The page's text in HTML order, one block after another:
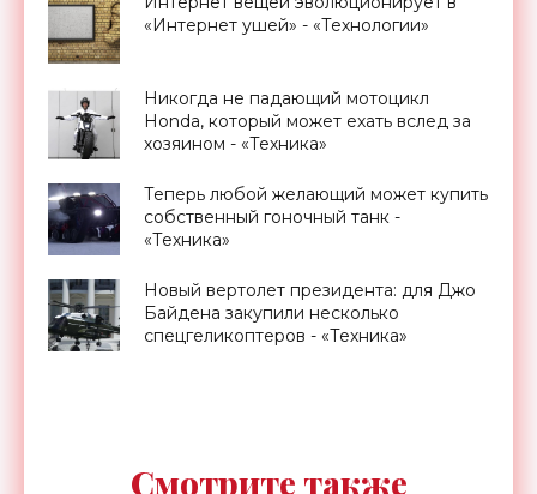
«Интернет ушей» - «Технологии»
Никогда не падающий мотоцикл
Honda, который может ехать вслед за
хозяином - «Техника»
Теперь любой желающий может купить
собственный гоночный танк -
«Техника»
Новый вертолет президента: для Джо
Байдена закупили несколько
спецгеликоптеров - «Техника»
Смотрите также